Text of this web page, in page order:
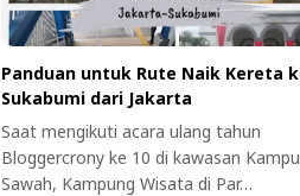
Panduan untuk Rute Naik Kereta
Sukabumi dari Jakarta
Saat mengikuti acara ulang tahun
Bloggercrony ke 10 di kawasan
Sawah, Kampung Wisata di Par…